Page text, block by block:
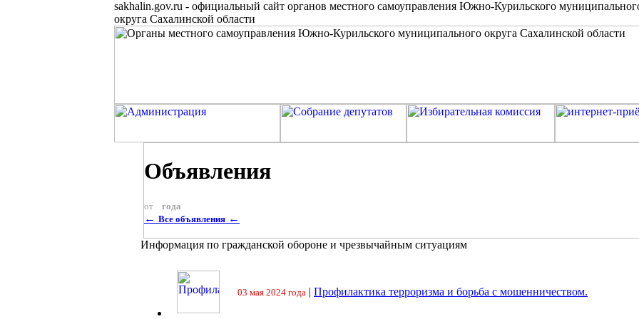
sakhalin.gov.ru - официальный сайт органов местного самоуправления Южно-Курильского
округа Сахалинской области
Объявления
от года
← Все объявления ←
Информация по гражданской обороне и чрезвычайным ситуациям
03 мая 2024 года | Профилактика терроризма и борьба с мошенничеством.